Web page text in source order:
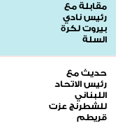
مقابلة مع
رئيس نادي
بيروت لكرة
السلة
حديث مع
رئيس الاتحاد
اللبناني
للشطرنج عزت
قريطم